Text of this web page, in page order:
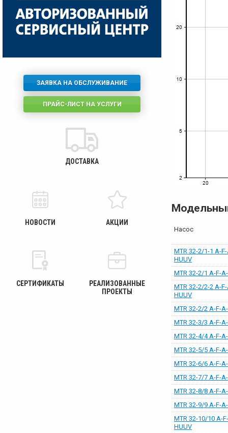
Насос
MTR 32-2/1-1 A-
HUUV
MTR 32-2/1 A-F-
MTR 32-2/2-2 A-
HUUV
MTR 32-2/2 A-F-
MTR 32-3/3 A-F-
MTR 32-4/4 A-F-
MTR 32-5/5 A-F-
MTR 32-6/6 A-F-
MTR 32-7/7 A-F-
MTR 32-8/8 A-F-
MTR 32-9/9 A-F-
MTR 32-10/10 A-
HUUV
ЗАЯВКА НА ОБСЛУЖИВАНИЕ
ПРАЙС-ЛИСТ НА УСЛУГИ
ДОСТАВКА
НОВОСТИ АКЦИИ
СЕРТИФИКАТЫ
РЕАЛИЗОВАННЫЕ
ПРОЕКТЫ